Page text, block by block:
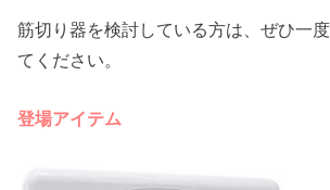
筋切り器を検討している方は、ぜひ一
てください。
登場アイテム